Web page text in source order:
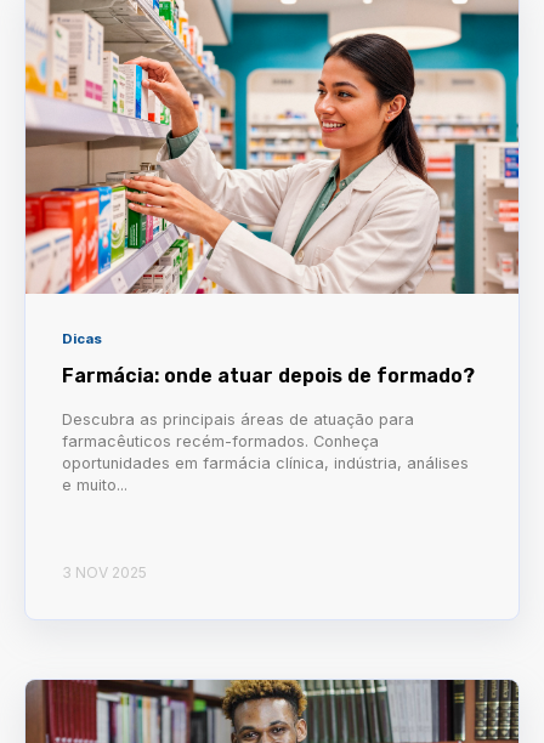
Dicas
Farmácia: onde atuar depois de formado?
Descubra as principais áreas de atuação para
farmacêuticos recém-formados. Conheça
oportunidades em farmácia clínica, indústria, análises
e muito...
3 NOV 2025